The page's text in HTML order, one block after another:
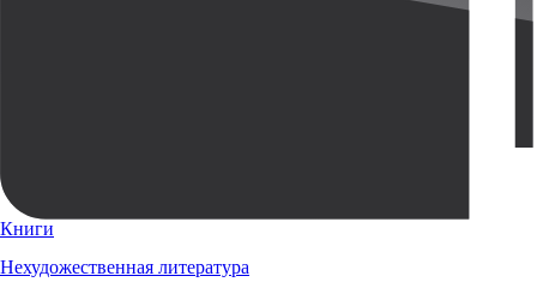
Книги
Нехудожественная литература